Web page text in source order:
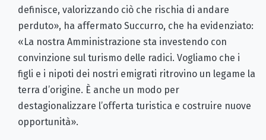
definisce, valorizzando ciò che rischia di andare
perduto», ha affermato Succurro, che ha evidenziato:
«La nostra Amministrazione sta investendo con
convinzione sul turismo delle radici. Vogliamo che i
figli e i nipoti dei nostri emigrati ritrovino un legame la
terra d’origine. È anche un modo per
destagionalizzare l’offerta turistica e costruire nuove
opportunità».